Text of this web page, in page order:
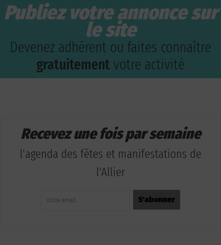
Publiez votre annonce sur
le site
Devenez adhérent ou faites connaître
gratuitement votre activité
Recevez une fois par semaine
l'agenda des fêtes et manifestations de
l'Allier